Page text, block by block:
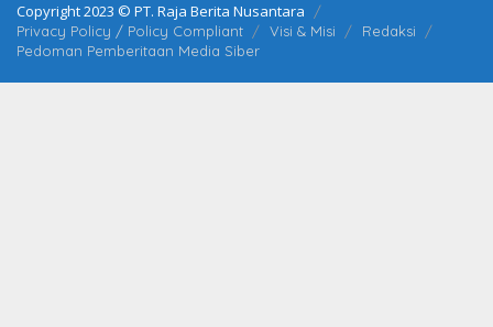
Copyright 2023 © PT. Raja Berita Nusantara
Privacy Policy / Policy Compliant Visi & Misi
Redaksi
Pedoman Pemberitaan Media Siber